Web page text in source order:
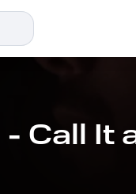
Call It